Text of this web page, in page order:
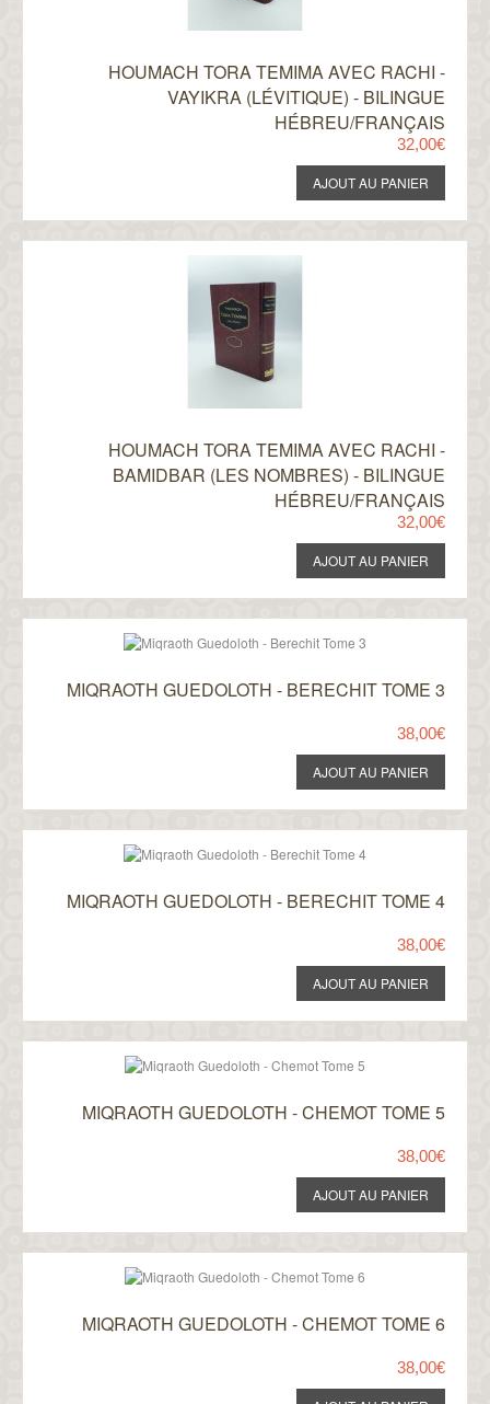
HOUMACH TORA TEMIMA AVEC RACHI -
VAYIKRA (LÉVITIQUE) - BILINGUE
HÉBREU/FRANÇAIS
32,00€
HOUMACH TORA TEMIMA AVEC RACHI -
BAMIDBAR (LES NOMBRES) - BILINGUE
HÉBREU/FRANÇAIS
32,00€
MIQRAOTH GUEDOLOTH - BERECHIT TOME 3
38,00€
MIQRAOTH GUEDOLOTH - BERECHIT TOME 4
38,00€
MIQRAOTH GUEDOLOTH - CHEMOT TOME 5
38,00€
MIQRAOTH GUEDOLOTH - CHEMOT TOME 6
38,00€